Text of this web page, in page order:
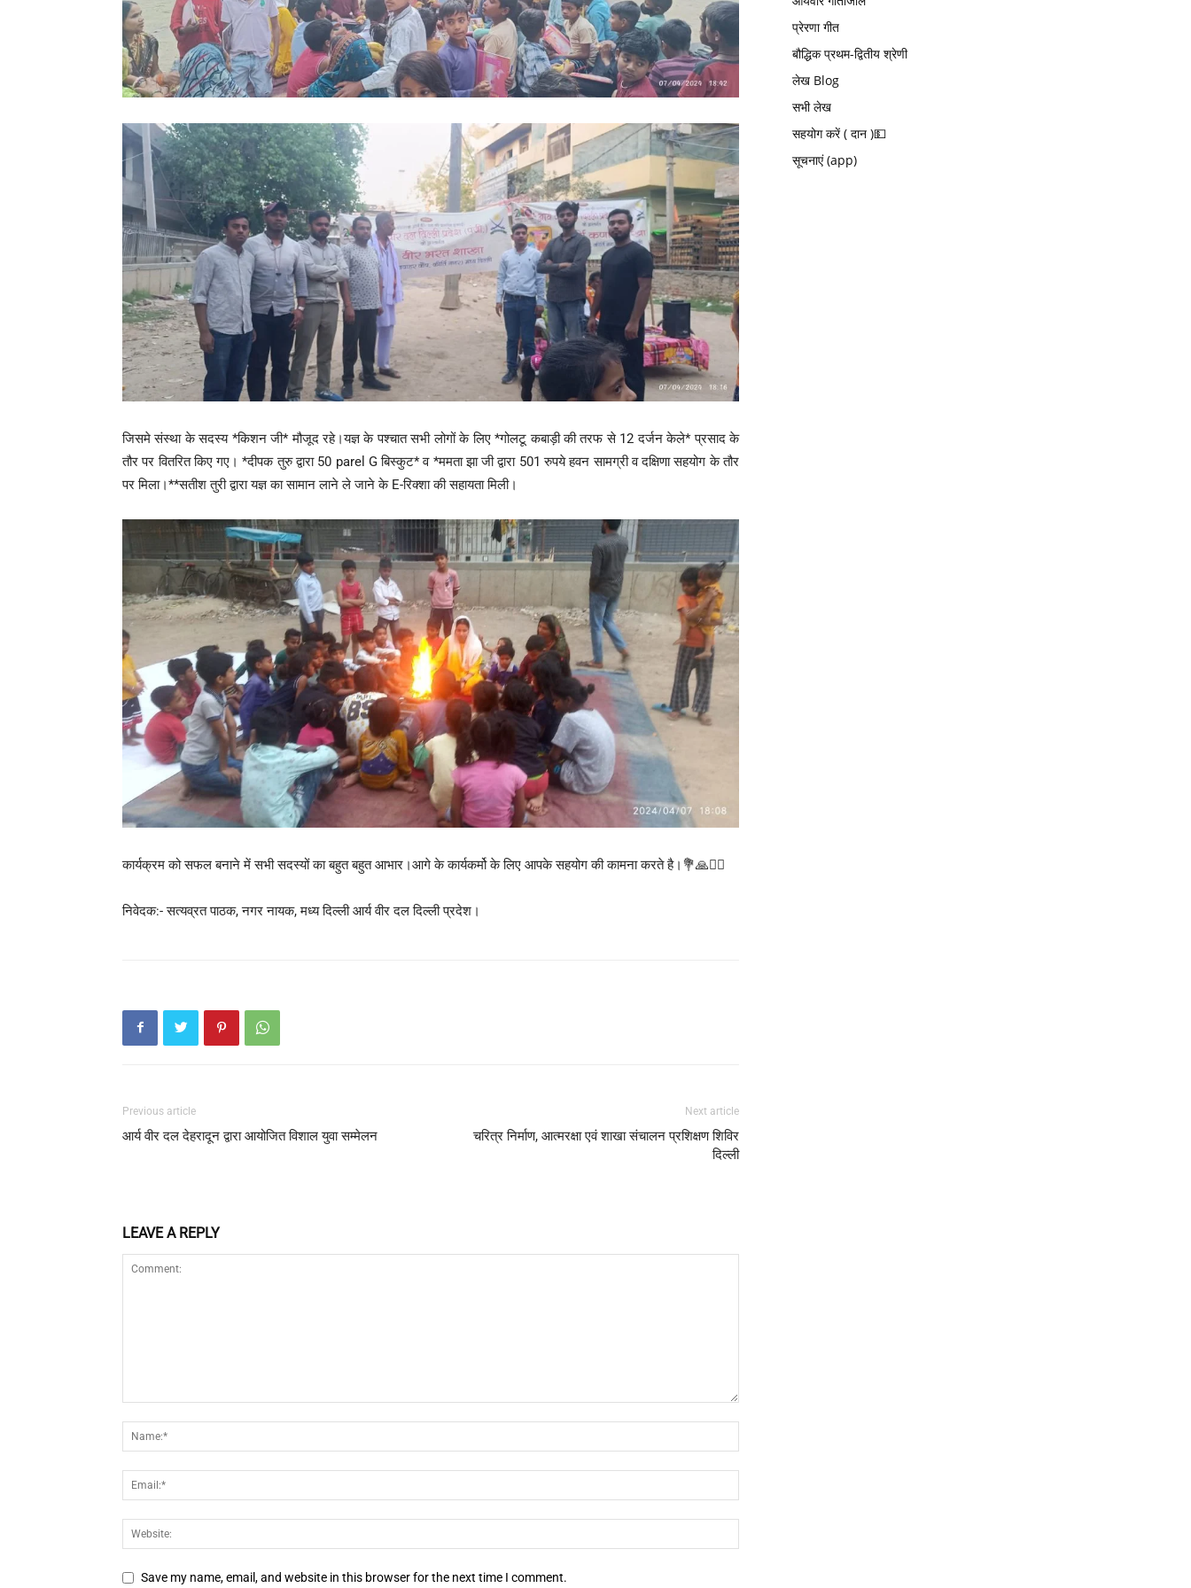
जिसमे संस्था के सदस्य *किशन जी* मौजूद रहे।यज्ञ के पश्चात सभी लोगों के लिए *गोलटू कबाड़ी की तरफ से 12 दर्जन केले* प्रसाद के
तौर पर वितरित किए गए। *दीपक तुरु द्वारा 50 parel G बिस्कुट* व *ममता झा जी द्वारा 501 रुपये हवन सामग्री व दक्षिणा सहयोग के तौर
पर मिला।**सतीश तुरी द्वारा यज्ञ का सामान लाने ले जाने के E-रिक्शा की सहायता मिली।
कार्यक्रम को सफल बनाने में सभी सदस्यों का बहुत बहुत आभार।आगे के कार्यकर्मो के लिए आपके सहयोग की कामना करते है।💐🙏🙇‍♂️
निवेदक:- सत्यव्रत पाठक, नगर नायक, मध्य दिल्ली आर्य वीर दल दिल्ली प्रदेश।
Previous article
आर्य वीर दल देहरादून द्वारा आयोजित विशाल युवा सम्मेलन
Next article
चरित्र निर्माण, आत्मरक्षा एवं शाखा संचालन प्रशिक्षण शिविर
दिल्ली
LEAVE A REPLY
Save my name, email, and website in this browser for the next time I comment.
प्रेरणा गीत
बौद्धिक प्रथम-द्वितीय श्रेणी
लेख Blog
सभी लेख
सहयोग करें ( दान )💵
सूचनाएं (app)